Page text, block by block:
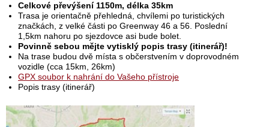
Celkové převýšení 1150m, délka 35km
Trasa je orientačně přehledná, chvílemi po turistických
značkách, z velké části po Greenway 46 a 56. Poslední
1,5km nahoru po sjezdovce asi bude bolet.
Povinně sebou mějte vytisklý popis trasy (itinerář)!
Na trase budou dvě místa s občerstvením v doprovodném
vozidle (cca 15km, 26km)
GPX soubor k nahrání do Vašeho přístroje
Popis trasy (itinerář)